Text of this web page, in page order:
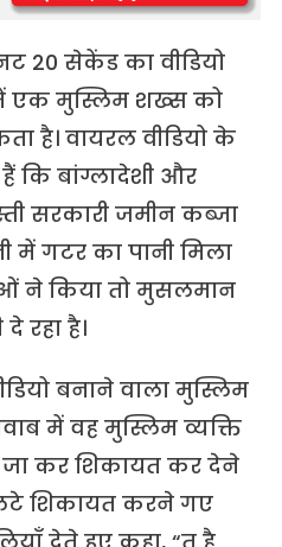
20 सेकेंड का वीडियो
एक मुस्लिम शख्स को
है। वायरल वीडियो के
कि बांग्लादेशी और
सरकारी जमीन कब्जा
में गटर का पानी मिला
ने किया तो मुसलमान
रहा है।
बनाने वाला मुस्लिम
में वह मुस्लिम व्यक्ति
कर शिकायत कर देने
शिकायत करने गए